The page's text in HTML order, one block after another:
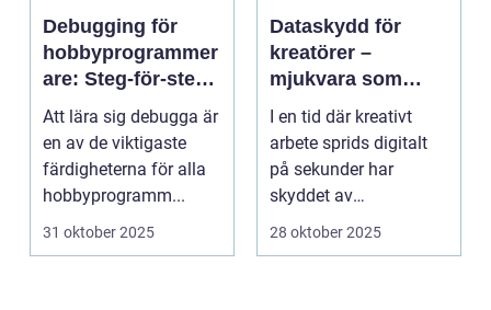
Debugging för
hobbyprogrammer
are: Steg-för-steg-
metoder
Att lära sig debugga är
en av de viktigaste
färdigheterna för alla
hobbyprogramm...
31 oktober 2025
Dataskydd för
kreatörer –
mjukvara som
skyddar
intellektuellt
kapital
I en tid där kreativt
arbete sprids digitalt
på sekunder har
skyddet av
intellektuellt ka...
28 oktober 2025